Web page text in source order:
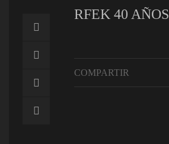
RFEK 40 AÑOS
COMPARTIR